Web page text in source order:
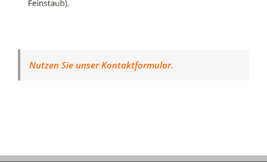
Nutzen Sie unser Kontaktformular.